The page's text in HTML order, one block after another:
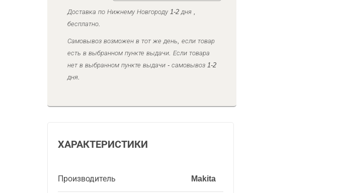
Доставка по Нижнему Новгороду 1-2 дня ,
бесплатно.
Самовывоз возможен в тот же день, если товар
есть в выбранном пункте выдачи. Если товара
нет в выбранном пункте выдачи - самовывоз 1-2
дня.
ХАРАКТЕРИСТИКИ
Производитель Makita